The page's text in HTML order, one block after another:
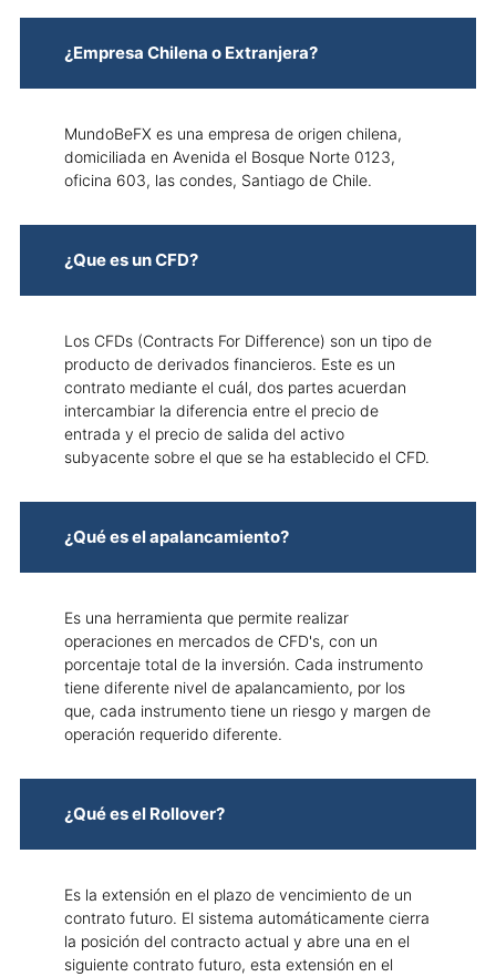
¿Empresa Chilena o Extranjera?
MundoBeFX es una empresa de origen chilena,
domiciliada en Avenida el Bosque Norte 0123,
oficina 603, las condes, Santiago de Chile.
¿Que es un CFD?
Los CFDs (Contracts For Difference) son un tipo de
producto de derivados financieros. Este es un
contrato mediante el cuál, dos partes acuerdan
intercambiar la diferencia entre el precio de
entrada y el precio de salida del activo
subyacente sobre el que se ha establecido el CFD.
¿Qué es el apalancamiento?
Es una herramienta que permite realizar
operaciones en mercados de CFD's, con un
porcentaje total de la inversión. Cada instrumento
tiene diferente nivel de apalancamiento, por los
que, cada instrumento tiene un riesgo y margen de
operación requerido diferente.
¿Qué es el Rollover?
Es la extensión en el plazo de vencimiento de un
contrato futuro. El sistema automáticamente cierra
la posición del contracto actual y abre una en el
siguiente contrato futuro, esta extensión en el